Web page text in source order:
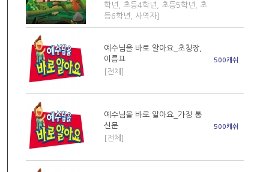
학년, 초등4학년, 초등5학년, 초
등6학년, 사역자]
예수님을 바로 알아요_초청장,
이름표
[전체]
500캐쉬
예수님을 바로 알아요_가정 통
신문
[전체]
500캐쉬